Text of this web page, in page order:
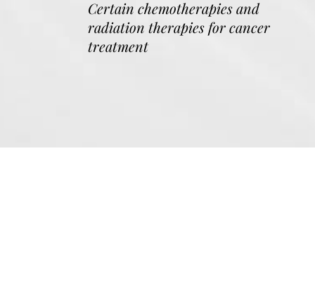
Certain chemotherapiesand ​
radiation therapiesfor cancer
treatment